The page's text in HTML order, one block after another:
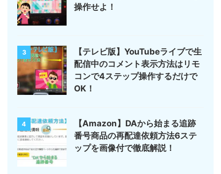
操作せよ！
3
【テレビ版】YouTubeライブで生
配信中のコメント表示方法はリモ
コンで4ステップ操作するだけで
OK！
4
【Amazon】DAから始まる追跡
番号商品の再配達依頼方法6ステ
ップを画像付で徹底解説！